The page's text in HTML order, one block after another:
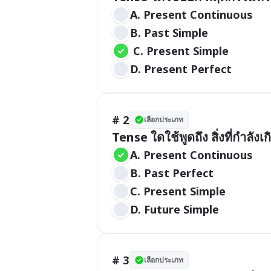
A. Present Continuous
B. Past Simple
C. Present Simple
D. Present Perfect
# 2 เลือกประเภท
Tense ใดใช้พูดถึง สิ่งที่กำลัง
A. Present Continuous
B. Past Perfect
C. Present Simple
D. Future Simple
# 3 เลือกประเภท